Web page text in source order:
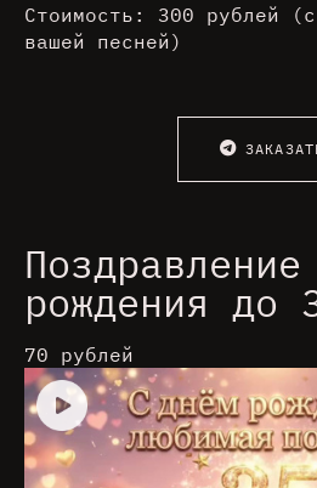
Стоимость: 300 рублей (с
вашей песней)
рождения до
70 рублей